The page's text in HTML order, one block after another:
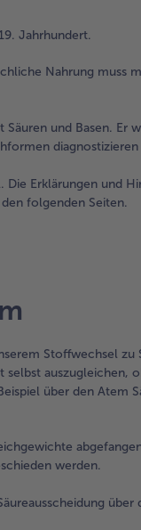
Jahrhundert.
Nahrung muss
und Basen. Er
Erklärungen und
folgenden Seiten.
Stoffwechsel
auszugleichen,
über den Atem
werden.